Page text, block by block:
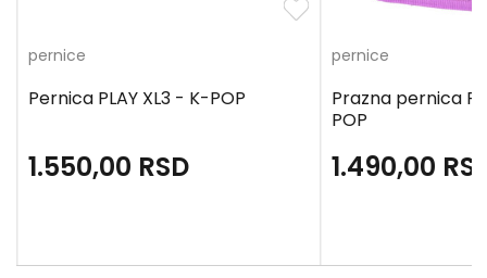
pernice
Pernica PLAY XL3 - K-POP
1.550,00 RSD
pernice
Prazna pernica
POP
1.490,00